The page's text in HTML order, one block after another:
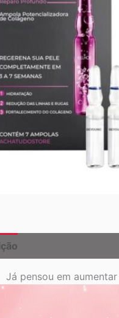
Já pensou em